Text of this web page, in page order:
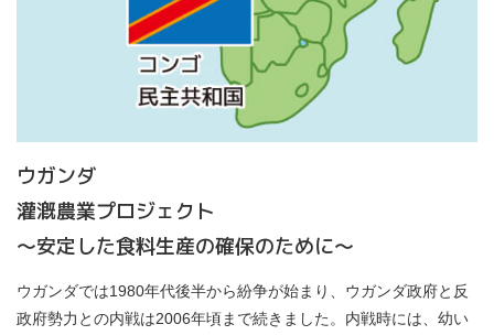
ウガンダ
灌漑農業プロジェクト
～安定した食料生産の確保のために～
ウガンダでは1980年代後半から紛争が始まり、ウガンダ政府と反
政府勢力との内戦は2006年頃まで続きました。内戦時には、幼い